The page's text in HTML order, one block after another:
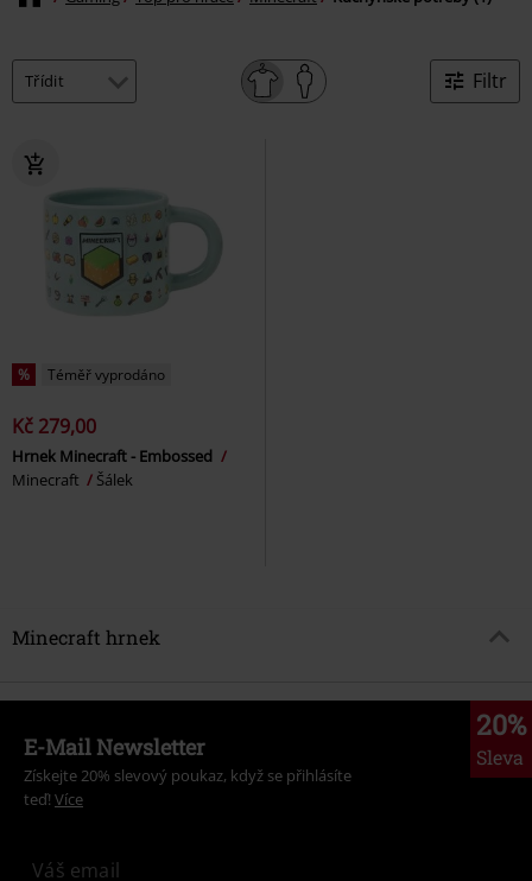
Filtr
% Téměř vyprodáno
Kč 279,00
Hrnek Minecraft - Embossed
Minecraft
Šálek
Minecraft hrnek
20%
Sleva
E-Mail Newsletter
Získejte 20% slevový poukaz, když se přihlásíte
teď! Více